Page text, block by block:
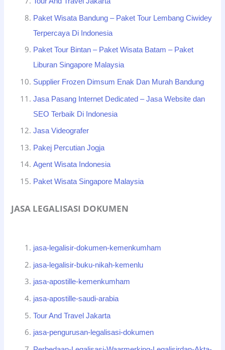
Paket Wisata Bandung – Paket Tour Lembang Ciwidey
Terpercaya Di Indonesia
Paket Tour Bintan – Paket Wisata Batam – Paket
Liburan Singapore Malaysia
Supplier Frozen Dimsum Enak Dan Murah Bandung
Jasa Pasang Internet Dedicated – Jasa Website dan
SEO Terbaik Di Indonesia
Jasa Videografer
Pakej Percutian Jogja
Agent Wisata Indonesia
Paket Wisata Singapore Malaysia
JASA LEGALISASI DOKUMEN
jasa-legalisir-dokumen-kemenkumham
jasa-legalisir-buku-nikah-kemenlu
jasa-apostille-kemenkumham
jasa-apostille-saudi-arabia
Tour And Travel Jakarta
jasa-pengurusan-legalisasi-dokumen